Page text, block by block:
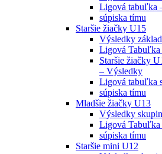
Ligová tabuľka
súpiska tímu
Staršie žiačky U15
Výsledky
Ligová Tabuľka
Staršie žiačky
– Výsledky
Ligová tabuľka
súpiska tímu
Mladšie žiačky U13
Výsledky
Ligová Tabuľka
súpiska tímu
Staršie mini U12